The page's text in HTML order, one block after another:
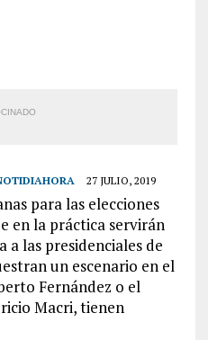
27 JULIO, 2019
para las elecciones
en la práctica servirán
a las presidenciales de
un escenario en el
Fernández o el
Macri, tienen